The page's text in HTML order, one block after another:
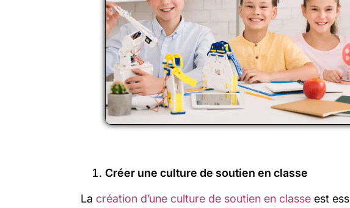
Créer une culture de soutien en classe
La création d’une culture de soutien en classe est